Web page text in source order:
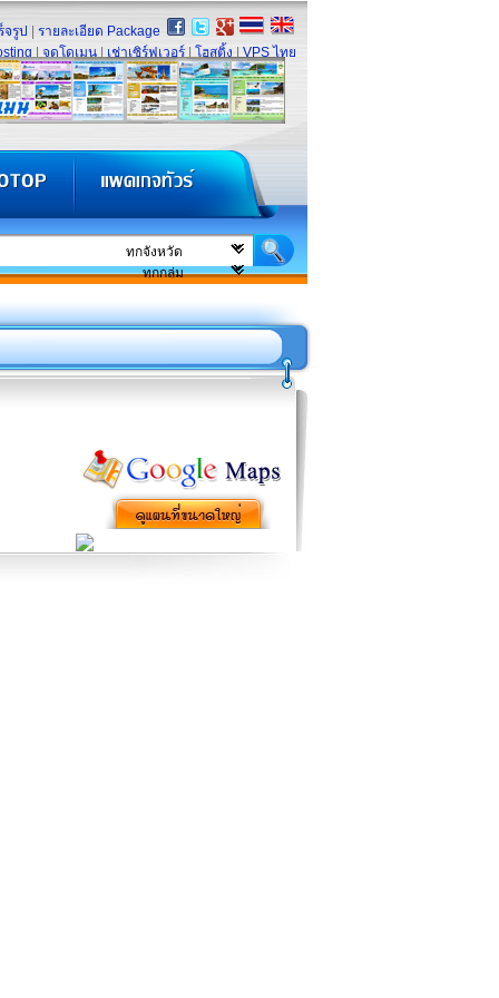
จรูป
รายละเอียด Package
จดโดเมน เช่าเซิร์ฟเวอร์ โฮสติ้ง VPS ไทย